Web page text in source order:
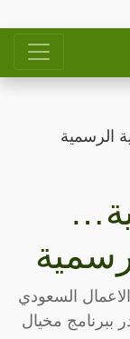
الرسمية
السعودي
ببرنامج مخيال